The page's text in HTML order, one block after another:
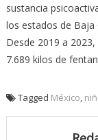
sustancia
los estados de Baja
Desde 2019 a
7.689 kilos de
Tagged México